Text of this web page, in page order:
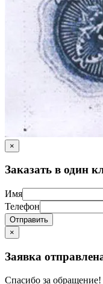
×
Заказать в один
Имя
Телефон
Отправить
×
Заявка
Спасибо за